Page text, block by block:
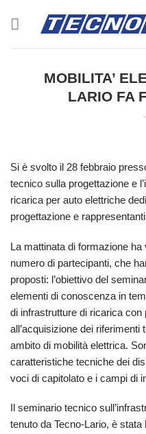
MOBILITA’
LARIO FA
Si è svolto il 28 febbraio
tecnico sulla progettazione e
ricarica per auto elettriche
progettazione e
La mattinata di formazione ha
numero di partecipanti, che
proposti: l’obiettivo del
elementi di conoscenza in
di infrastrutture di ricarica con
all’acquisizione dei
ambito di mobilità elettrica.
caratteristiche tecniche dei
voci di capitolato e i campi di
Il seminario tecnico
tenuto da Tecno-Lario, è